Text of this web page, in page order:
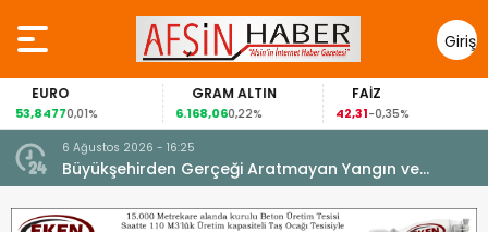
Giriş
Yap
EURO
53,84770,01%
GRAM ALTIN
6.168,060,22%
FAİZ
42,31-0,35%
6 Ağustos 2026 - 16:25
Büyükşehirden Gerçeği Aratmayan Yangın ve
Kurtarma Tatbikatı.